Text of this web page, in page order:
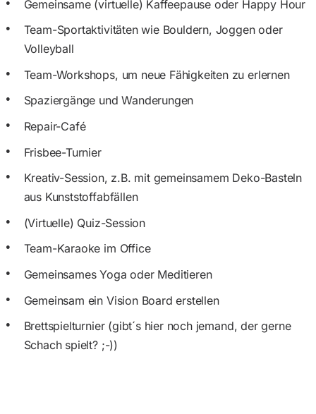
Gemeinsame (virtuelle) Kaffeepause oder Happy Hour
Team-Sportaktivitäten wie Bouldern, Joggen oder
Volleyball
Team-Workshops, um neue Fähigkeiten zu erlernen
Spaziergänge und Wanderungen
Repair-Café
Frisbee-Turnier
Kreativ-Session, z.B. mit gemeinsamem Deko-Basteln
aus Kunststoffabfällen
(Virtuelle) Quiz-Session
Team-Karaoke im Office
Gemeinsames Yoga oder Meditieren
Gemeinsam ein Vision Board erstellen
Brettspielturnier (gibt´s hier noch jemand, der gerne
Schach spielt? ;-))